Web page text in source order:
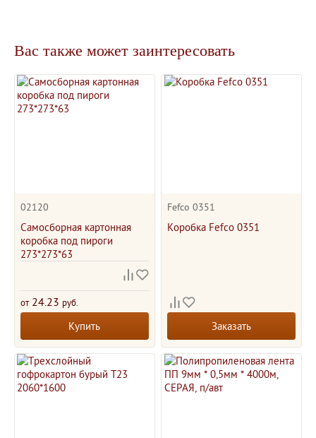
Вас также может заинтересовать
02120
Самосборная картонная
коробка под пироги
273*273*63
от24.23 руб.
Купить
Fefco 0351
Коробка Fefco 0351
Заказать